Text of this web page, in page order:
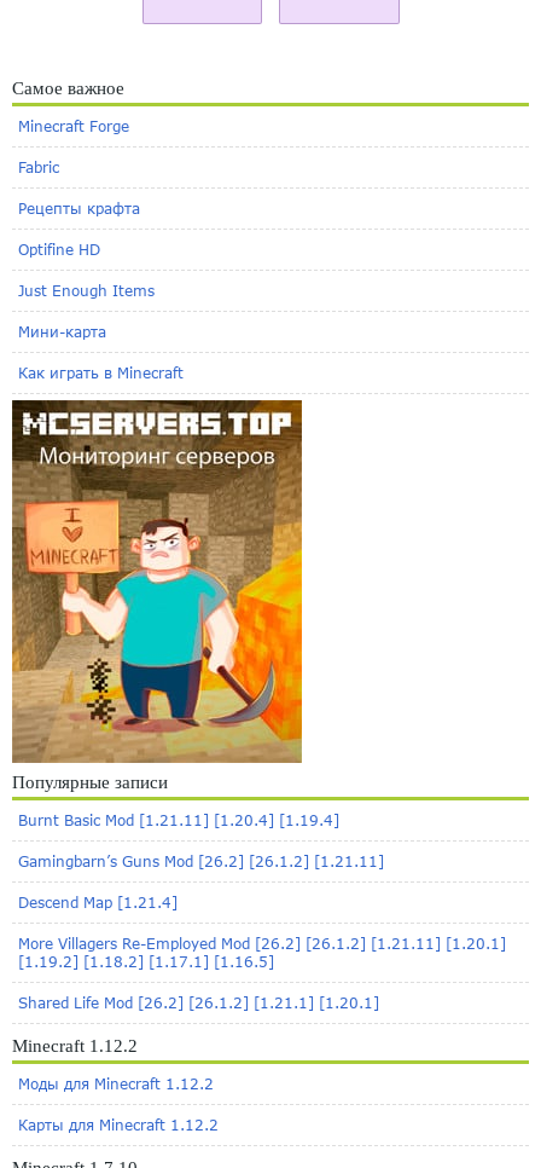
Самое важное
Minecraft Forge
Fabric
Рецепты крафта
Optifine HD
Just Enough Items
Мини-карта
Как играть в Minecraft
Популярные записи
Burnt Basic Mod [1.21.11] [1.20.4] [1.19.4]
Gamingbarn’s Guns Mod [26.2] [26.1.2] [1.21.11]
Descend Map [1.21.4]
More Villagers Re-Employed Mod [26.2] [26.1.2] [1.21.11] [1.20.1]
[1.19.2] [1.18.2] [1.17.1] [1.16.5]
Shared Life Mod [26.2] [26.1.2] [1.21.1] [1.20.1]
Minecraft 1.12.2
Моды для Minecraft 1.12.2
Карты для Minecraft 1.12.2